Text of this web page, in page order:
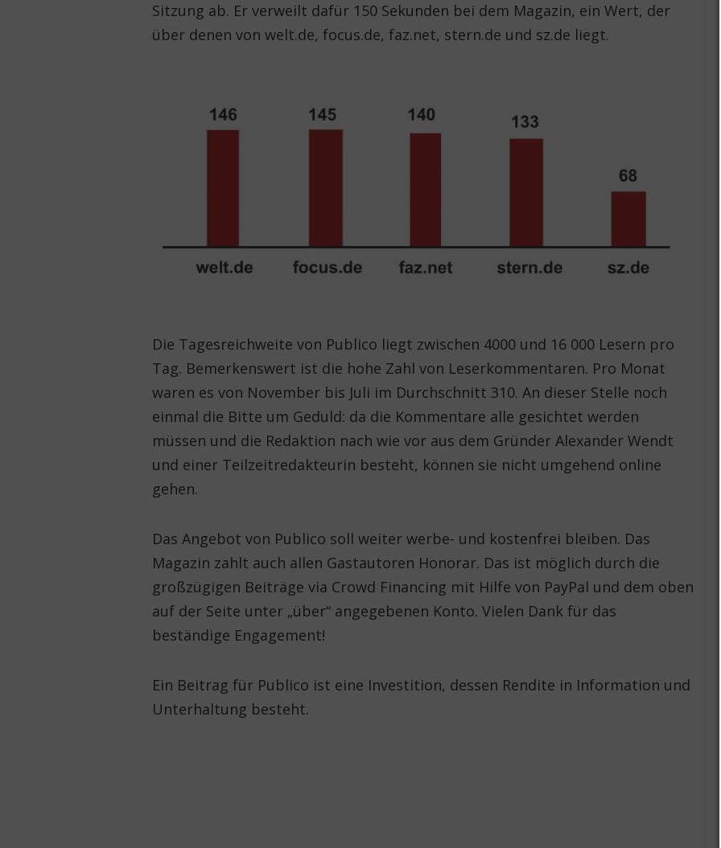
Sitzung ab. Er verweilt dafür 150 Sekunden bei dem Magazin, ein Wert, der
über denen von welt.de, focus.de, faz.net, stern.de und sz.de liegt.
Die Tagesreichweite von Publico liegt zwischen 4000 und 16 000 Lesern pro
Tag. Bemerkenswert ist die hohe Zahl von Leserkommentaren. Pro Monat
waren es von November bis Juli im Durchschnitt 310. An dieser Stelle noch
einmal die Bitte um Geduld: da die Kommentare alle gesichtet werden
müssen und die Redaktion nach wie vor aus dem Gründer Alexander Wendt
und einer Teilzeitredakteurin besteht, können sie nicht umgehend online
gehen.
Das Angebot von Publico soll weiter werbe- und kostenfrei bleiben. Das
Magazin zahlt auch allen Gastautoren Honorar. Das ist möglich durch die
großzügigen Beiträge via Crowd Financing mit Hilfe von PayPal und dem oben
auf der Seite unter „über“ angegebenen Konto. Vielen Dank für das
beständige Engagement!
Ein Beitrag für Publico ist eine Investition, dessen Rendite in Information und
Unterhaltung besteht.